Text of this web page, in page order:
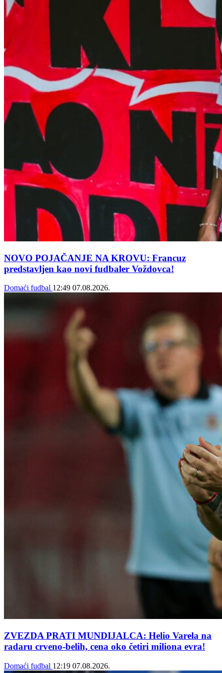
NOVO POJAČANJE NA KROVU: Francuz
predstavljen kao novi fudbaler Voždovca!
Domaći fudbal 12:49 07.08.2026.
ZVEZDA PRATI MUNDIJALCA: Helio Varela na
radaru crveno-belih, cena oko četiri miliona evra!
Domaći fudbal 12:19 07.08.2026.